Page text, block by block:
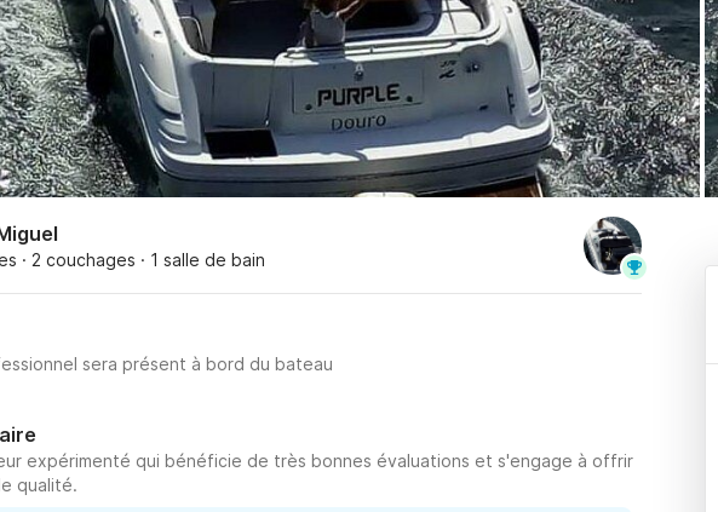
· 2 couchages · 1 salle de bain
sera présent à bord du bateau
expérimenté qui bénéficie de très bonnes évaluations et s'engage à offrir
qualité.